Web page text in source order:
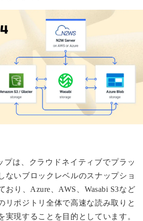
プは、クラウドネイティブでプラッ
ないブロックレベルのスナップショ
おり、Azure、AWS、Wasabi S3など
リポジトリ全体で高速な読み取りと
実現することを目的としています。